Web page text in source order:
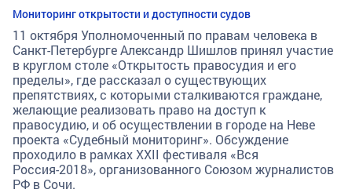
Мониторинг открытости и доступности судов
11 октября Уполномоченный по правам человека в
Санкт-Петербурге Александр Шишлов принял участие
в круглом столе «Открытость правосудия и его
пределы», где рассказал о существующих
препятствиях, с которыми сталкиваются граждане,
желающие реализовать право на доступ к
правосудию, и об осуществлении в городе на Неве
проекта «Судебный мониторинг». Обсуждение
проходило в рамках XXII фестиваля «Вся
Россия-2018», организованного Союзом журналистов
РФ в Сочи.